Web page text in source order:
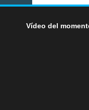
Vídeo del